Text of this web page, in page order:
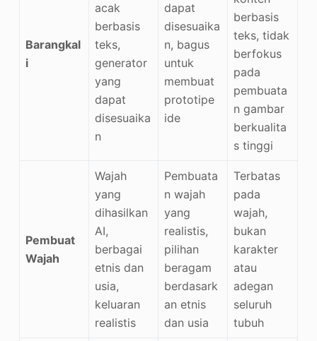
Barangkal
i
acak
berbasis
teks,
generator
yang
dapat
disesuaika
n
dapat
disesuaika
n, bagus
untuk
membuat
prototipe
ide
berbasis
teks, tidak
berfokus
pada
pembuata
n gambar
berkualita
s tinggi
Pembuat
Wajah
Wajah
yang
dihasilkan
AI,
berbagai
etnis dan
usia,
keluaran
realistis
Pembuata
n wajah
yang
realistis,
pilihan
beragam
berdasark
an etnis
dan usia
Terbatas
pada
wajah,
bukan
karakter
atau
adegan
seluruh
tubuh